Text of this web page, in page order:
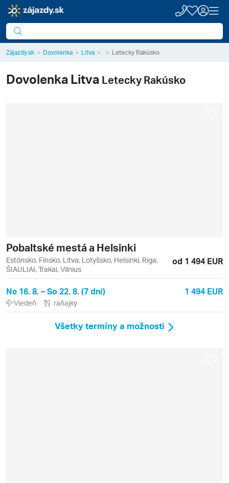
Zájazdy.sk Dovolenka Litva Letecky Rakúsko
Dovolenka Litva Letecky Rakúsko
Pobaltské mestá a Helsinki
Estónsko, Fínsko, Litva, Lotyšsko, Helsinki, Riga,
ŠIAULIAI, Trakai, Vilnius
od 1 494 EUR
Ne 16. 8. – So 22. 8. (7 dní) 1 494 EUR
Viedeň raňajky
Všetky termíny a možnosti